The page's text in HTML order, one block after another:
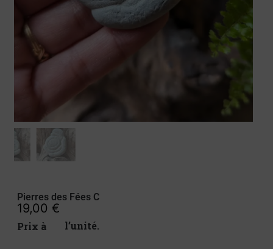
Pierres des Fées C
19,00 €
Prix à l’unité.